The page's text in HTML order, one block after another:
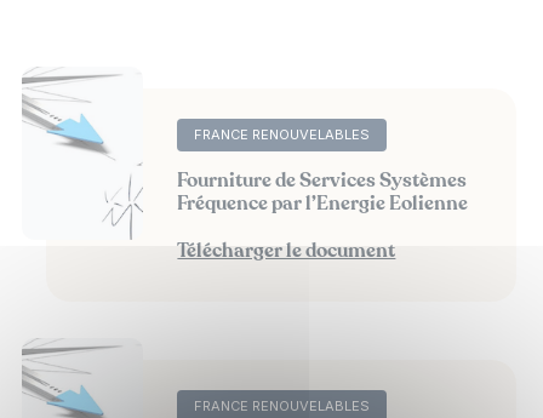
FRANCE RENOUVELABLES
Fourniture de Services Systèmes
Fréquence par l’Energie Eolienne
Télécharger le document
FRANCE RENOUVELABLES